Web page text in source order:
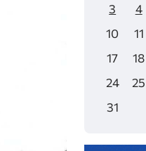
3
4
10
11
17
18
24
25
31